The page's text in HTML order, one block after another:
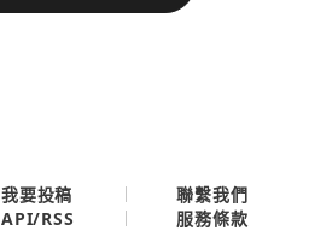
我要投稿
聯繫我們
API/RSS 服務條款